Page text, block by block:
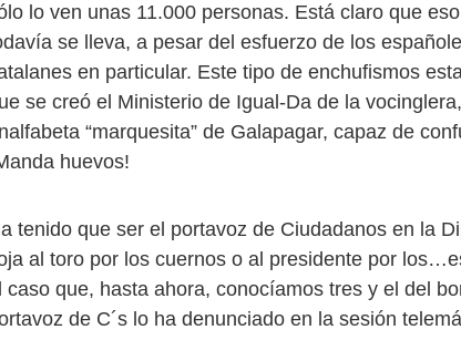
lo ven unas 11.000 personas. Está claro que
se lleva, a pesar del esfuerzo de los
en particular. Este tipo de enchufismos
se creó el Ministerio de Igual-Da de la
“marquesita” de Galapagar, capaz de
huevos!
tenido que ser el portavoz de Ciudadanos en la
al toro por los cuernos o al presidente por
caso que, hasta ahora, conocíamos tres y el del
de C´s lo ha denunciado en la sesión